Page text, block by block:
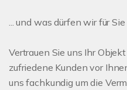
... und was dürfen wir für
Vertrauen Sie uns Ihr
zufriedene Kunden vor
uns fachkundig um die